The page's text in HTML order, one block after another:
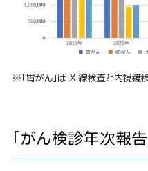
※「胃がん」は X 線検査と内視鏡
「がん検診年次報